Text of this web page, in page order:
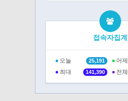
접속자집계
오늘 25,191 어제
최대 141,390 전체